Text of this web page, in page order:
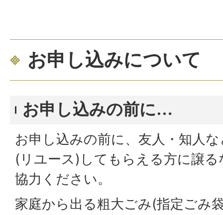
お申し込みについて
お申し込みの前に…
お申し込みの前に、友人・知人
(リユース)してもらえる方に譲
協力ください。
家庭から出る粗大ごみ(指定ごみ